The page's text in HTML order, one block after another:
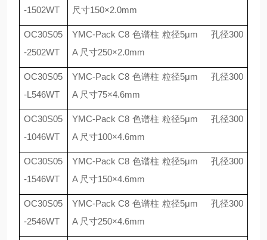
-1502WT
尺寸150×2.0mm
OC30S05
-2502WT
YMC-Pack C8 色谱柱 粒径5μm 孔径300
A 尺寸250×2.0mm
OC30S05
-L546WT
YMC-Pack C8 色谱柱 粒径5μm 孔径300
A 尺寸75×4.6mm
OC30S05
-1046WT
YMC-Pack C8 色谱柱 粒径5μm 孔径300
A 尺寸100×4.6mm
OC30S05
-1546WT
YMC-Pack C8 色谱柱 粒径5μm 孔径300
A 尺寸150×4.6mm
OC30S05
-2546WT
YMC-Pack C8 色谱柱 粒径5μm 孔径300
A 尺寸250×4.6mm